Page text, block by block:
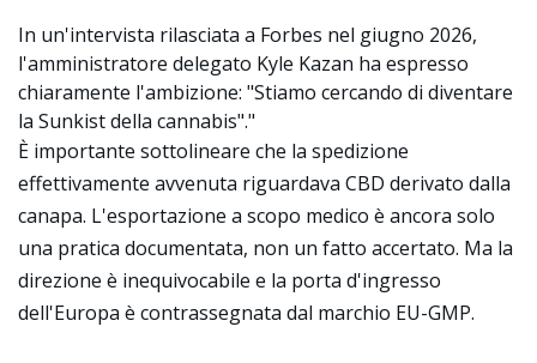
In un'intervista rilasciata a Forbes nel giugno 2026,
l'amministratore delegato Kyle Kazan ha espresso
chiaramente l'ambizione: "Stiamo cercando di diventare
la Sunkist della cannabis"."
È importante sottolineare che la spedizione
effettivamente avvenuta riguardava CBD derivato dalla
canapa. L'esportazione a scopo medico è ancora solo
una pratica documentata, non un fatto accertato. Ma la
direzione è inequivocabile e la porta d'ingresso
dell'Europa è contrassegnata dal marchio EU-GMP.